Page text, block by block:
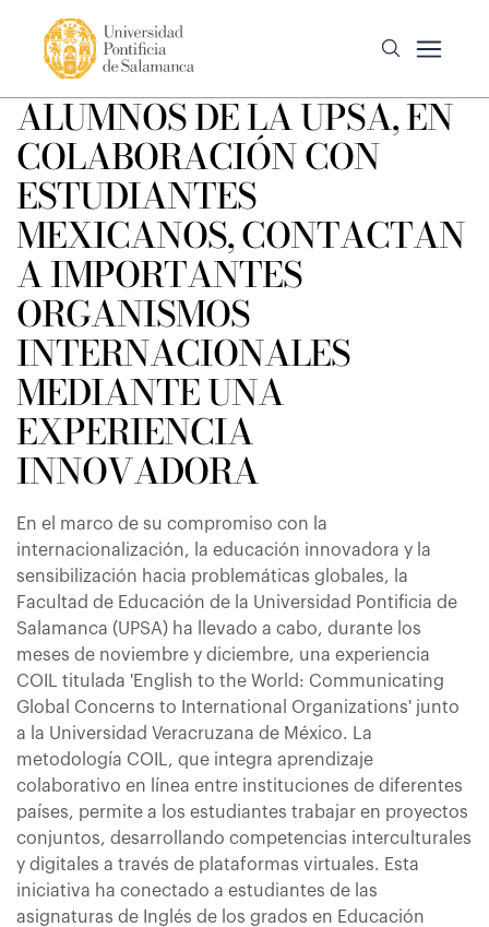
ALUMNOS DE LA UPSA, EN
COLABORACIÓN CON
ESTUDIANTES
MEXICANOS, CONTACTAN
A IMPORTANTES
ORGANISMOS
INTERNACIONALES
MEDIANTE UNA
EXPERIENCIA
INNOVADORA
En el marco de su compromiso con la
internacionalización, la educación innovadora y la
sensibilización hacia problemáticas globales, la
Facultad de Educación de la Universidad Pontificia de
Salamanca (UPSA) ha llevado a cabo, durante los
meses de noviembre y diciembre, una experiencia
COIL titulada 'English to the World: Communicating
Global Concerns to International Organizations' junto
a la Universidad Veracruzana de México. La
metodología COIL, que integra aprendizaje
colaborativo en línea entre instituciones de diferentes
países, permite a los estudiantes trabajar en proyectos
conjuntos, desarrollando competencias interculturales
y digitales a través de plataformas virtuales. Esta
iniciativa ha conectado a estudiantes de las
asignaturas de Inglés de los grados en Educación